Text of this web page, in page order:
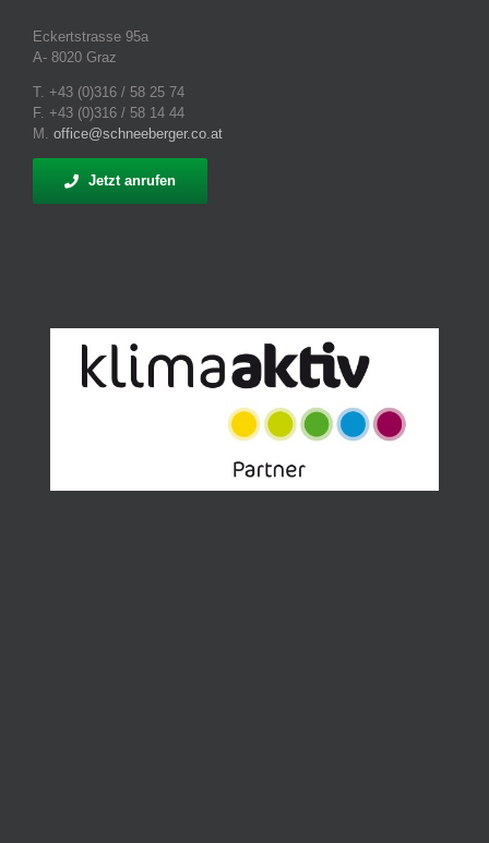
Eckertstrasse 95a
A- 8020 Graz
T. +43 (0)316 / 58 25 74
F. +43 (0)316 / 58 14 44
M. office@schneeberger.co.at
Jetzt anrufen